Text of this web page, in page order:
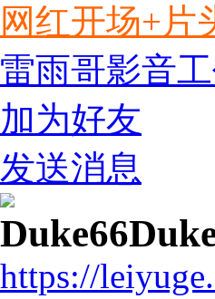
网红开场+片
雷雨哥影音
加为好友
发送消息
https://